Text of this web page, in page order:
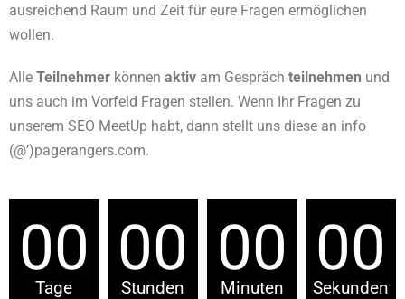
ausreichend Raum und Zeit für eure Fragen ermöglichen
wollen.
Alle Teilnehmer können aktiv am Gespräch teilnehmen und
uns auch im Vorfeld Fragen stellen. Wenn Ihr Fragen zu
unserem SEO MeetUp habt, dann stellt uns diese an info
(@’)pagerangers.com.
00
Tage
00
Stunden
00
Minuten
00
Sekunden